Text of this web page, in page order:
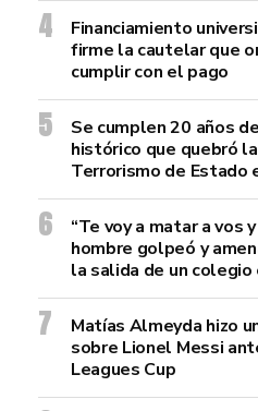
Financiamiento
firme la cautelar que
cumplir con el pago
Se cumplen 20 años
histórico que quebró
Terrorismo de Estado
“Te voy a matar a vos
hombre golpeó y
la salida de un colegio
Matías Almeyda hizo
sobre Lionel Messi
Leagues Cup